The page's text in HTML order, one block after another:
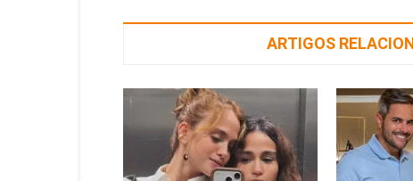
ARTIGOS